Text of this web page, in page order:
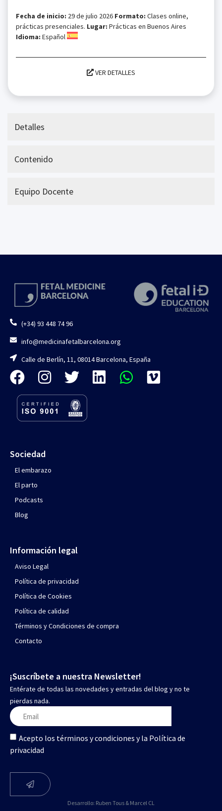
Fecha de inicio: 29 de julio 2026 Formato: Clases online,
prácticas presenciales. Lugar: Prácticas en Buenos Aires
Idioma: Español
VER DETALLES
Detalles
Contenido
Equipo Docente
(+34) 93 448 74 96
info@medicinafetalbarcelona.org
Calle de Berlín, 11, 08014 Barcelona, España
Sociedad
El embarazo
El parto
Podcasts
Blog
Información legal
Aviso Legal
Política de privacidad
Política de Cookies
Política de calidad
Términos y Condiciones de compra
Contacto
¡Suscríbete a nuestra Newsletter!
Entérate de todas las novedades y entradas del blog y no te
pierdas nada.
Acepto los términos y condiciones y la Política de
privacidad
Desarrollo: Ruben Tous & Marcel CL